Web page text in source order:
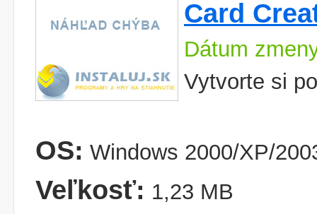
Card
Dátum
Vytvorte si
OS: Windows 2000/XP/
Veľkosť: 1,23 MB